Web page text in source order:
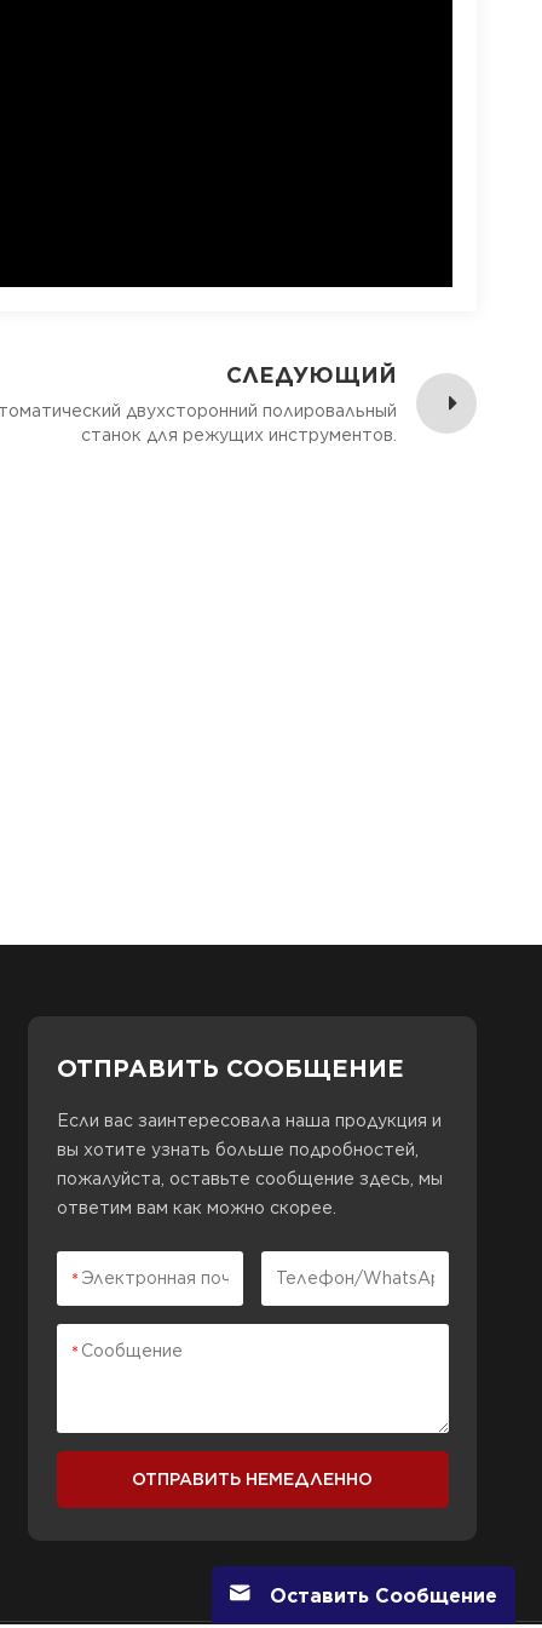
СЛЕДУЮЩИЙ
двухсторонний полировальный
станок для режущих инструментов.
ОТПРАВИТЬ СООБЩЕНИЕ
Если вас заинтересовала наша продукция и
вы хотите узнать больше подробностей,
пожалуйста, оставьте сообщение здесь, мы
ответим вам как можно скорее.
ОТПРАВИТЬ НЕМЕДЛЕННО
Оставить Сообщение